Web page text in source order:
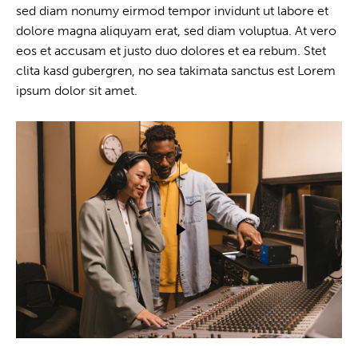
sed diam nonumy eirmod tempor invidunt ut labore et
dolore magna aliquyam erat, sed diam voluptua. At vero
eos et accusam et justo duo dolores et ea rebum. Stet
clita kasd gubergren, no sea takimata sanctus est Lorem
ipsum dolor sit amet.